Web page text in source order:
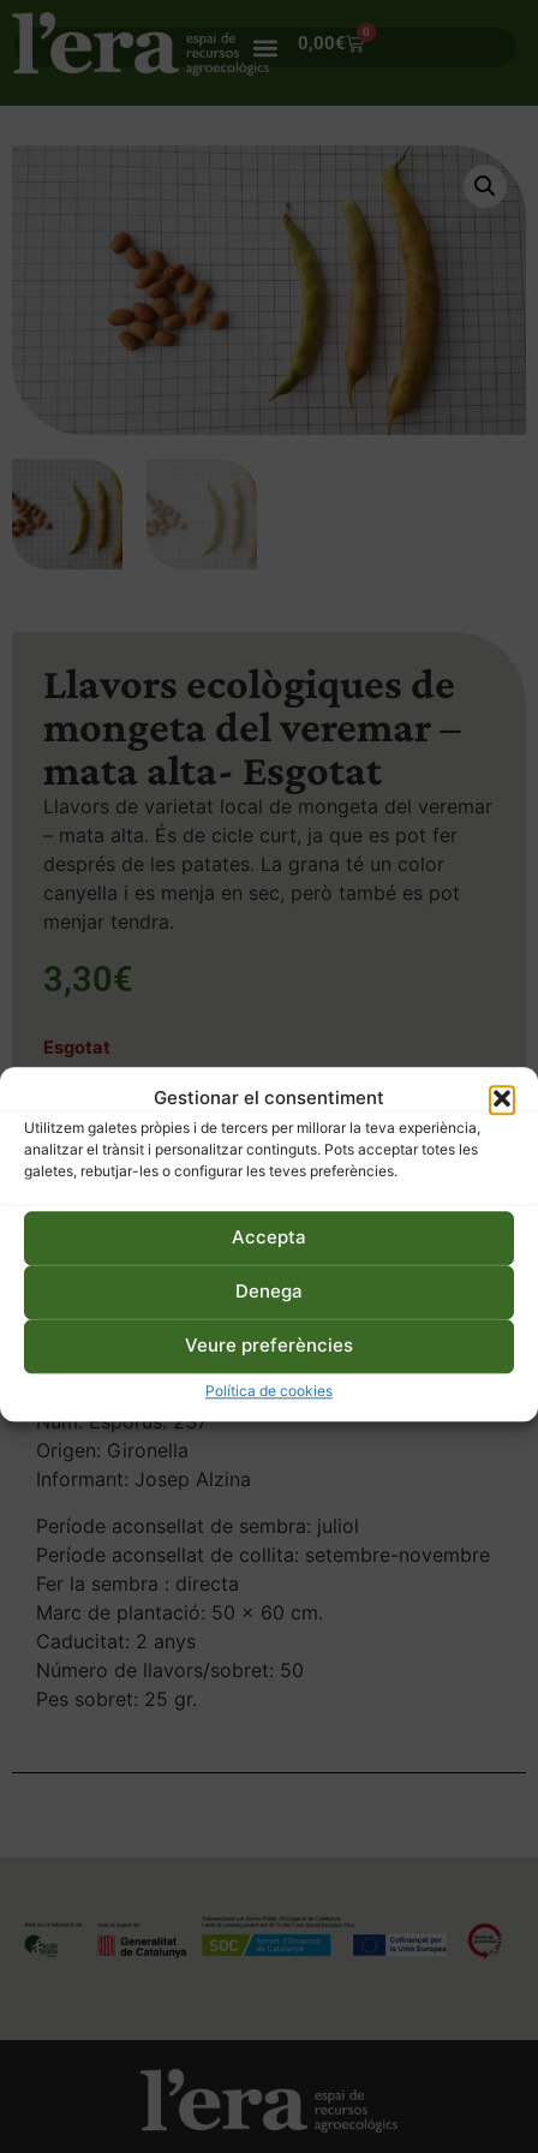
Gestionar el consentiment
Utilitzem galetes pròpies i de tercers per millorar la teva experiència,
analitzar el trànsit i personalitzar continguts. Pots acceptar totes les
galetes, rebutjar-les o configurar les teves preferències.
Accepta
Denega
Veure preferències
Política de cookies
0,00€
0
Llavors ecològiques de
mongeta del veremar –
mata alta- Esgotat
Llavors de varietat local de mongeta del veremar
– mata alta. És de cicle curt, ja que es pot fer
després de les patates. La grana té un color
canyella i es menja en sec, però també es pot
menjar tendra.
3,30€
Esgotat
Categoria Llavors
Etiquetes ecològic,varietat local
Informació addicional
Descripció
Núm. Esporus: 237
Origen: Gironella
Informant: Josep Alzina
Període aconsellat de sembra: juliol
Període aconsellat de collita: setembre-novembre
Fer la sembra : directa
Marc de plantació: 50 x 60 cm.
Caducitat: 2 anys
Número de llavors/sobret: 50
Pes sobret: 25 gr.